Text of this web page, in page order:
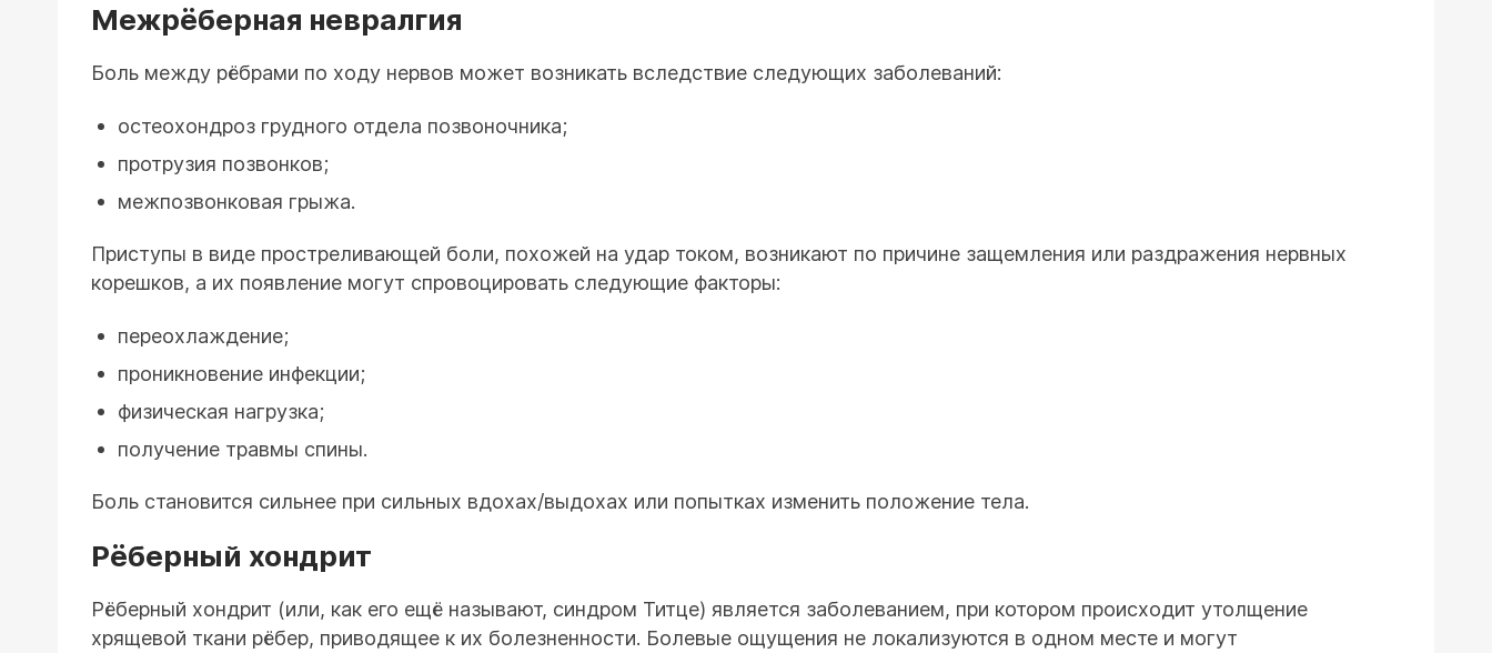
Межрёберная невралгия
Боль между рёбрами по ходу нервов может возникать вследствие следующих заболеваний:
остеохондроз грудного отдела позвоночника;
протрузия позвонков;
межпозвонковая грыжа.
Приступы в виде простреливающей боли, похожей на удар током, возникают по причине защемления или раздражения нервных
корешков, а их появление могут спровоцировать следующие факторы:
переохлаждение;
проникновение инфекции;
физическая нагрузка;
получение травмы спины.
Боль становится сильнее при сильных вдохах/выдохах или попытках изменить положение тела.
Рёберный хондрит
Рёберный хондрит (или, как его ещё называют, синдром Титце) является заболеванием, при котором происходит утолщение
хрящевой ткани рёбер, приводящее к их болезненности. Болевые ощущения не локализуются в одном месте и могут